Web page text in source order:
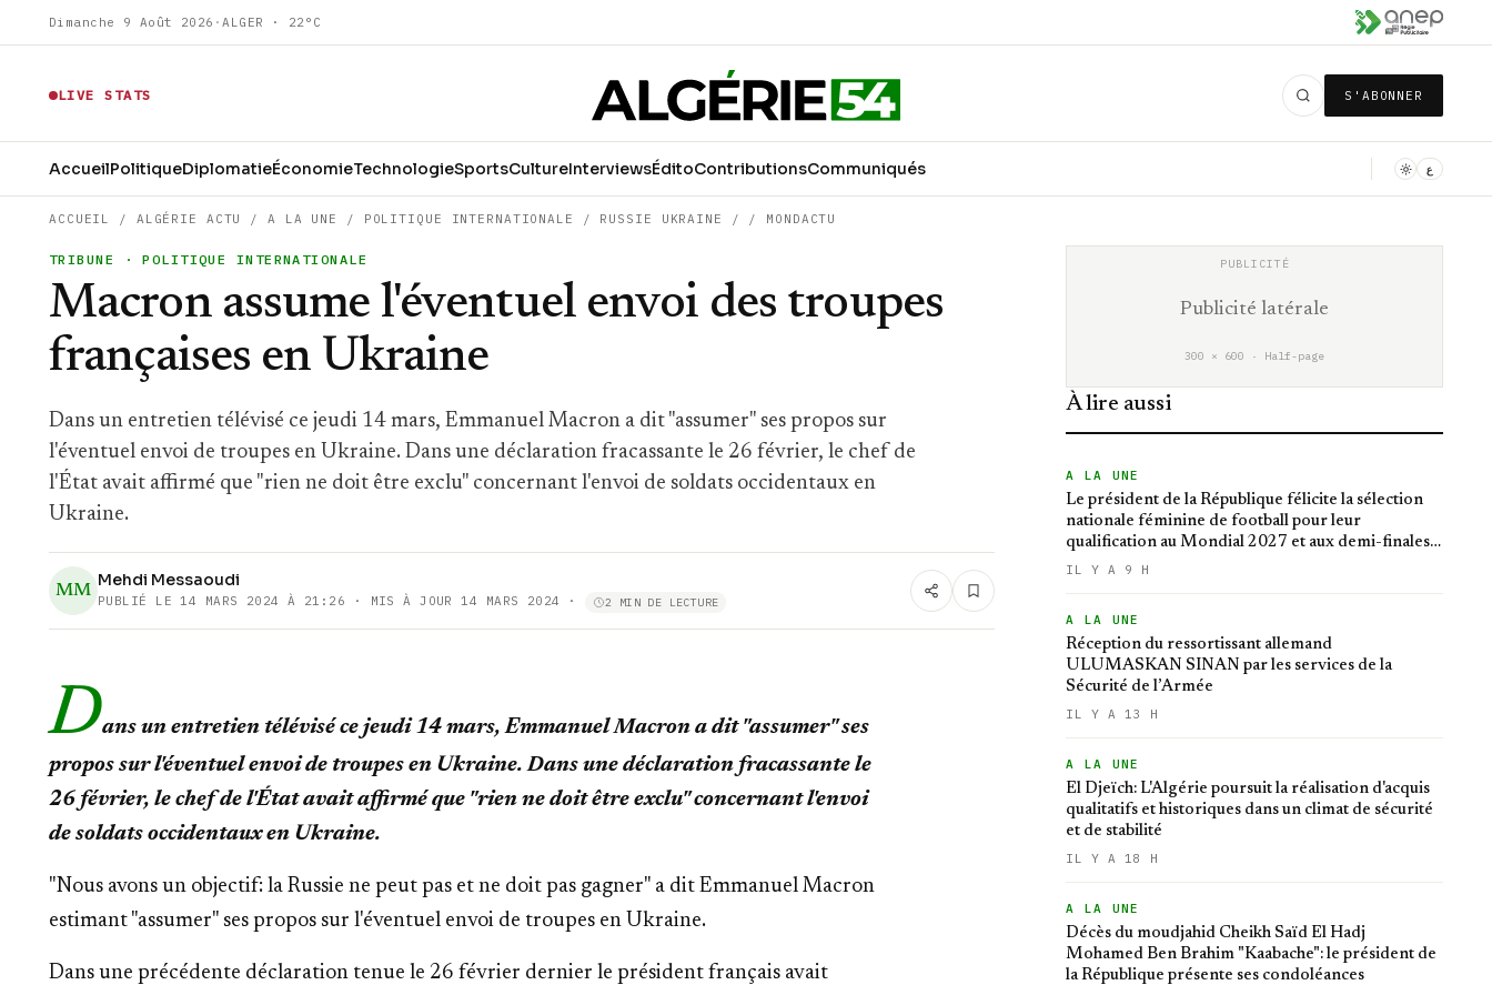
Dimanche 9 Août 2026 ·ALGER · 22°C
LIVE STATS S'ABONNER
AccueilPolitiqueDiplomatieÉconomieTechnologieSportsCultureInterviewsÉditoContributionsCommuniqués ع
ACCUEIL / ALGÉRIE ACTU /A LA UNE / POLITIQUE INTERNATIONALE / RUSSIE UKRAINE / / MONDACTU
TRIBUNE · POLITIQUE INTERNATIONALE
Macron assume l'éventuel envoi des troupes
françaises en Ukraine
Dans un entretien télévisé ce jeudi 14 mars, Emmanuel Macron a dit "assumer" ses propos sur
l'éventuel envoi de troupes en Ukraine. Dans une déclaration fracassante le 26 février, le chef de
l'État avait affirmé que "rien ne doit être exclu" concernant l'envoi de soldats occidentaux en
Ukraine.
MM
Mehdi Messaoudi
PUBLIÉ LE 14 MARS 2024 À 21:26 · MIS À JOUR 14 MARS 2024 · 2 MIN DE LECTURE
Dans un entretien télévisé ce jeudi 14 mars, Emmanuel Macron a dit "assumer" ses
propos sur l'éventuel envoi de troupes en Ukraine. Dans une déclaration fracassante le
26 février, le chef de l'État avait affirmé que "rien ne doit être exclu" concernant l'envoi
de soldats occidentaux en Ukraine.
"Nous avons un objectif: la Russie ne peut pas et ne doit pas gagner" a dit Emmanuel Macron
estimant "assumer" ses propos sur l'éventuel envoi de troupes en Ukraine.
Dans une précédente déclaration tenue le 26 février dernier le président français avait
Publicité latérale
300 × 600 · Half-page
À lire aussi
A LA UNE
Le président de la République félicite la sélection
nationale féminine de football pour leur
qualification au Mondial 2027 et aux demi-finales
de la CAN
IL Y A 9 H
A LA UNE
Réception du ressortissant allemand
ULUMASKAN SINAN par les services de la
Sécurité de l’Armée
IL Y A 13 H
A LA UNE
El Djeïch: L'Algérie poursuit la réalisation d'acquis
qualitatifs et historiques dans un climat de sécurité
et de stabilité
IL Y A 18 H
A LA UNE
Décès du moudjahid Cheikh Saïd El Hadj
Mohamed Ben Brahim "Kaabache": le président de
la République présente ses condoléances